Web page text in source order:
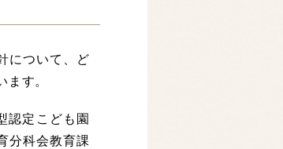
について、ど
ます。
認定こども園
分科会教育課